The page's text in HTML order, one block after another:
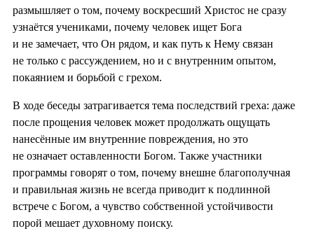
размышляет о том, почему воскресший Христос не сразу
узнаётся учениками, почему человек ищет Бога
и не замечает, что Он рядом, и как путь к Нему связан
не только с рассуждением, но и с внутренним опытом,
покаянием и борьбой с грехом.
В ходе беседы затрагивается тема последствий греха: даже
после прощения человек может продолжать ощущать
нанесённые им внутренние повреждения, но это
не означает оставленности Богом. Также участники
программы говорят о том, почему внешне благополучная
и правильная жизнь не всегда приводит к подлинной
встрече с Богом, а чувство собственной устойчивости
порой мешает духовному поиску.